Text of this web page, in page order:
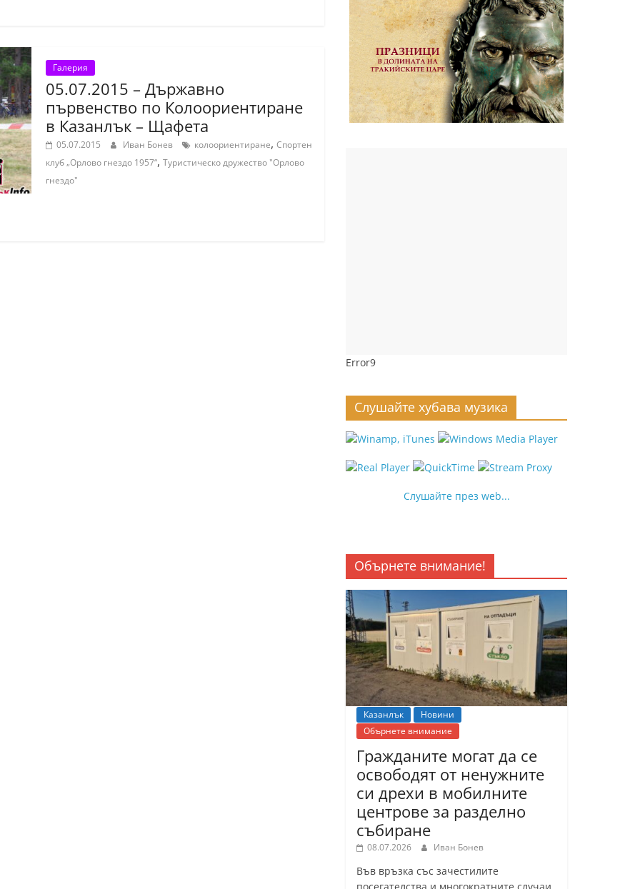
Галерия
05.07.2015 – Държавно
първенство по Колоориентиране
в Казанлък – Щафета
05.07.2015 Иван Бонев колоориентиране, Спортен
клуб „Орлово гнездо 1957“, Туристическо дружество "Орлово
гнездо"
Error9
Слушайте хубава музика
Слушайте през web...
Обърнете внимание!
Казанлък
Новини
Обърнете внимание
Гражданите могат да се
освободят от ненужните
си дрехи в мобилните
центрове за разделно
събиране
08.07.2026 Иван Бонев
Във връзка със зачестилите